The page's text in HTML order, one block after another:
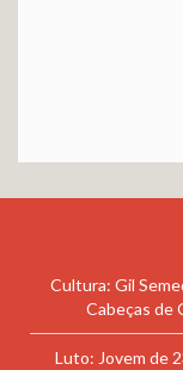
Cultura: Gil
Cabeças de
Luto: Jovem de